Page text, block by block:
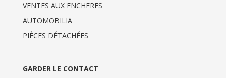
VENTES AUX ENCHERES
AUTOMOBILIA
PIÈCES DÉTACHÉES
GARDER LE CONTACT